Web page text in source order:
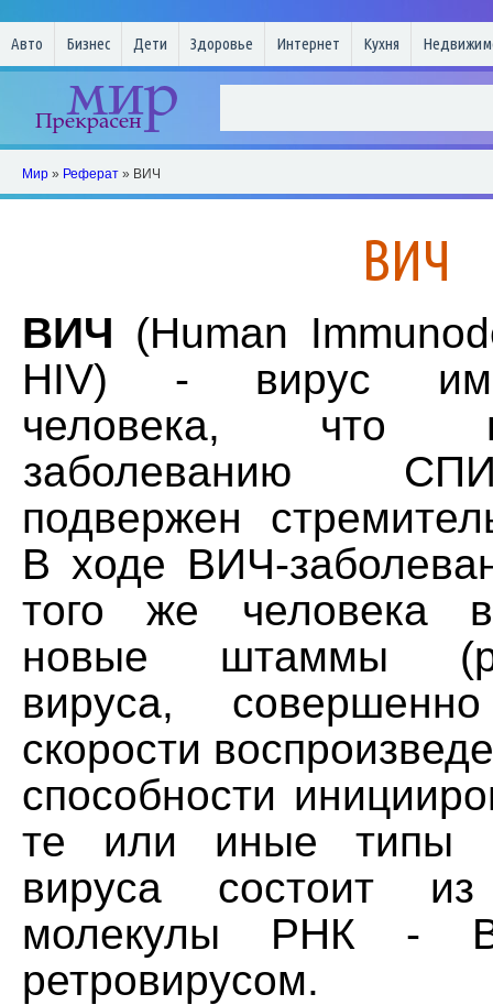
Авто Бизнес Дети Здоровье Интернет Кухня
Мир » Реферат » ВИЧ
ВИЧ
ВИЧ (Human
HIV) - вирус
человека, что
заболеванию
подвержен
В ходе ВИЧ-
того же человека
новые штаммы
вируса,
скорости
способности
те или иные типы
вируса состоит
молекулы РНК -
ретровирусом.